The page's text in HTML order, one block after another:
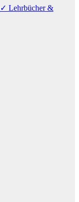
✓ Lehrbücher &